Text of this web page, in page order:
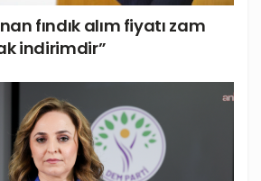
fındık alım fiyatı zam
indirimdir”